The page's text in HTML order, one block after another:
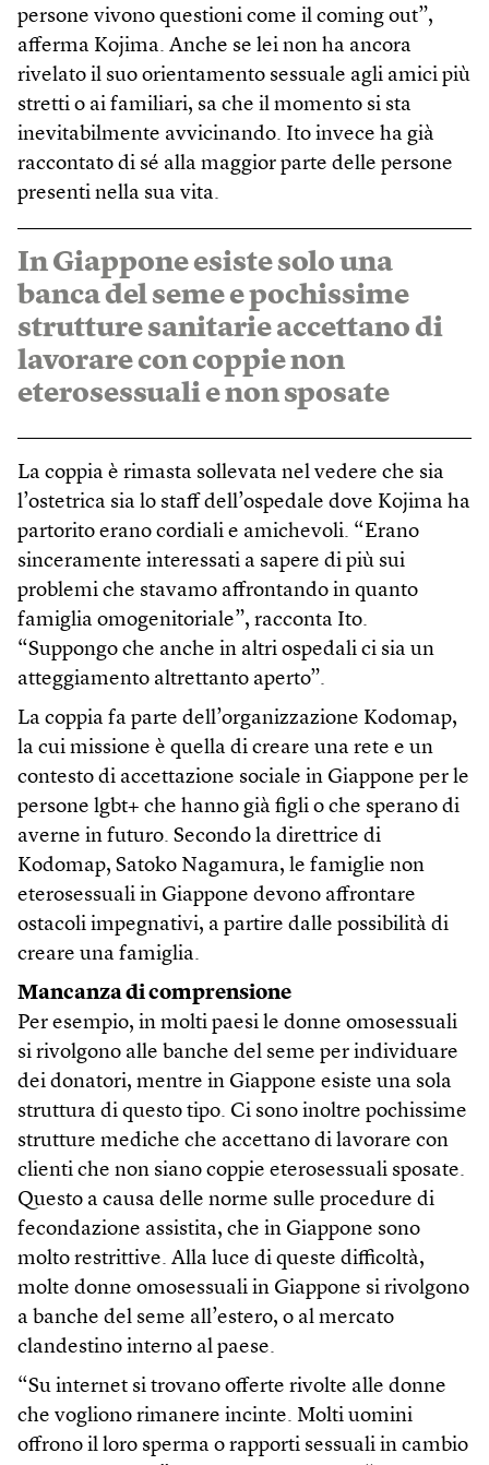
persone vivono questioni come il coming out”,
afferma Kojima. Anche se lei non ha ancora
rivelato il suo orientamento sessuale agli amici più
stretti o ai familiari, sa che il momento si sta
inevitabilmente avvicinando. Ito invece ha già
raccontato di sé alla maggior parte delle persone
presenti nella sua vita.
In Giappone esiste solo una
banca del seme e pochissime
strutture sanitarie accettano di
lavorare con coppie non
eterosessuali e non sposate
La coppia è rimasta sollevata nel vedere che sia
l’ostetrica sia lo staff dell’ospedale dove Kojima ha
partorito erano cordiali e amichevoli. “Erano
sinceramente interessati a sapere di più sui
problemi che stavamo affrontando in quanto
famiglia omogenitoriale”, racconta Ito.
“Suppongo che anche in altri ospedali ci sia un
atteggiamento altrettanto aperto”.
La coppia fa parte dell’organizzazione Kodomap,
la cui missione è quella di creare una rete e un
contesto di accettazione sociale in Giappone per le
persone lgbt+ che hanno già figli o che sperano di
averne in futuro. Secondo la direttrice di
Kodomap, Satoko Nagamura, le famiglie non
eterosessuali in Giappone devono affrontare
ostacoli impegnativi, a partire dalle possibilità di
creare una famiglia.
Mancanza di comprensione
Per esempio, in molti paesi le donne omosessuali
si rivolgono alle banche del seme per individuare
dei donatori, mentre in Giappone esiste una sola
struttura di questo tipo. Ci sono inoltre pochissime
strutture mediche che accettano di lavorare con
clienti che non siano coppie eterosessuali sposate.
Questo a causa delle norme sulle procedure di
fecondazione assistita, che in Giappone sono
molto restrittive. Alla luce di queste difficoltà,
molte donne omosessuali in Giappone si rivolgono
a banche del seme all’estero, o al mercato
clandestino interno al paese.
“Su internet si trovano offerte rivolte alle donne
che vogliono rimanere incinte. Molti uomini
offrono il loro sperma o rapporti sessuali in cambio